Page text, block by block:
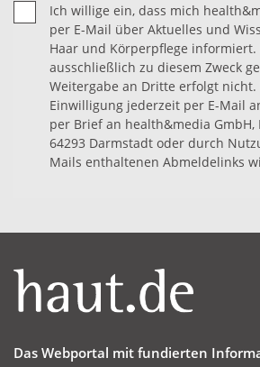
Ich willige ein, dass mich
per E-Mail über Aktuelles und
Haar und Körperpflege
ausschließlich zu diesem Zweck
Weitergabe an Dritte erfolgt nicht.
Einwilligung jederzeit per E-Mail
per Brief an health&media GmbH,
64293 Darmstadt oder durch
Mails enthaltenen Abmeldelinks
Das Webportal mit fundierten